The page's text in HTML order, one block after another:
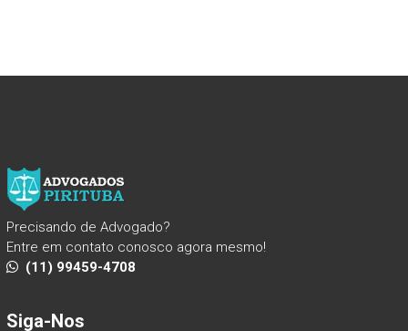
Precisando de Advogado?
Entre em contato conosco agora mesmo!
(11) 99459-4708
Siga-Nos